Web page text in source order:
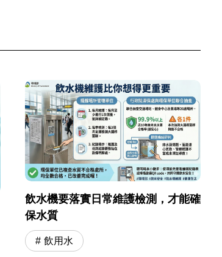
飲水機要落實日常維護檢測，才能確
保水質
飲用水